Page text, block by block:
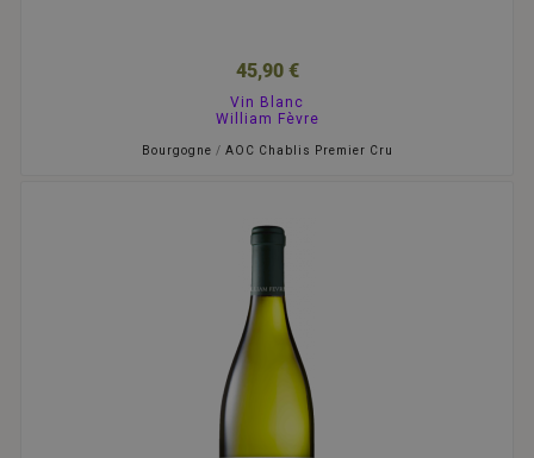
45,90 €
Vin Blanc
William Fèvre
Bourgogne / AOC Chablis Premier Cru